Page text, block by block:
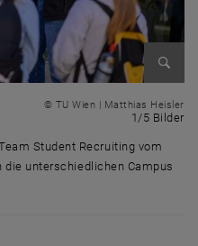
© TU Wien | Matthias Heisler
1/5 Bilder
Student Recruiting vom
die unterschiedlichen Campus